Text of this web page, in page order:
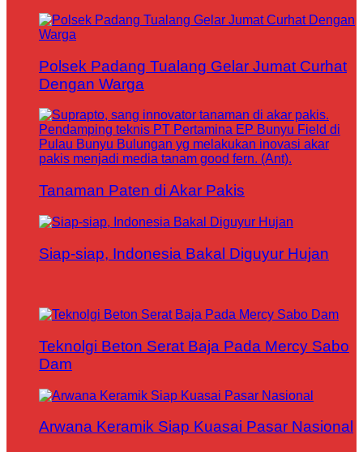
Polsek Padang Tualang Gelar Jumat Curhat
Dengan Warga
Tanaman Paten di Akar Pakis
Siap-siap, Indonesia Bakal Diguyur Hujan
Teknolgi Beton Serat Baja Pada Mercy Sabo
Dam
Arwana Keramik Siap Kuasai Pasar Nasional